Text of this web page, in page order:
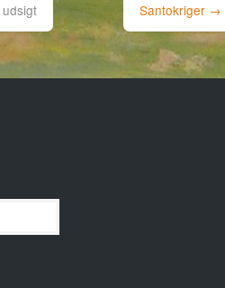
Santokriger →